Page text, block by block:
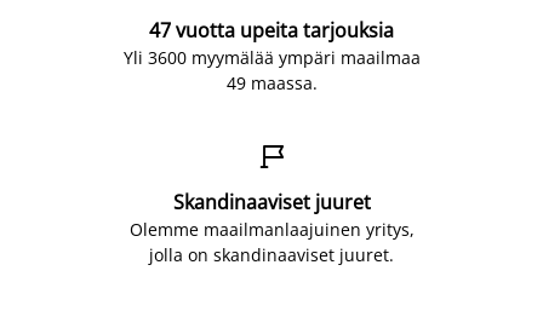
47 vuotta upeita tarjouksia
Yli 3600 myymälää ympäri maailmaa
49 maassa.

Skandinaaviset juuret
Olemme maailmanlaajuinen yritys,
jolla on skandinaaviset juuret.